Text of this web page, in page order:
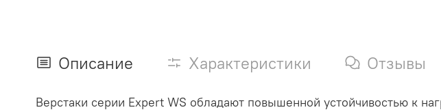
Описание Характеристики Отзывы
Верстаки серии Expert WS обладают повышенной устойчивостью к